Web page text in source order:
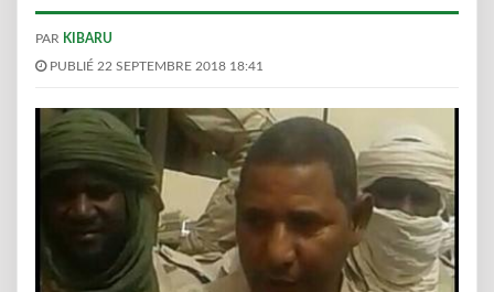
PAR KIBARU
PUBLIÉ 22 SEPTEMBRE 2018 18:41